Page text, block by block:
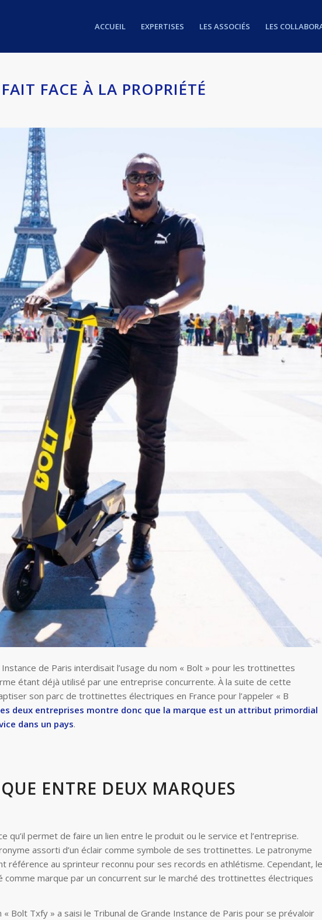
ACCUEIL EXPERTISES LES ASSOCIÉS LES
FACE À LA PROPRIÉTÉ
de Paris interdisait l’usage du nom « Bolt » pour les trottinettes
étant déjà utilisé par une entreprise concurrente. À la suite de cette
son parc de trottinettes électriques en France pour l’appeler « B
deux entreprises montre donc que la marque est un attribut primordial
dans un pays.
ENTRE DEUX MARQUES
qu’il permet de faire un lien entre le produit ou le service et l’entreprise.
assorti d’un éclair comme symbole de ses trottinettes. Le patronyme
référence au sprinteur reconnu pour ses records en athlétisme. Cependant, le
marque par un concurrent sur le marché des trottinettes électriques
Bolt Txfy » a saisi le Tribunal de Grande Instance de Paris pour se prévaloir